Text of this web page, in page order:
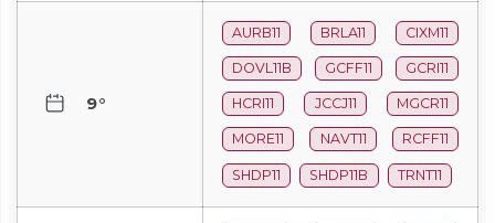
9°
AURB11 BRLA11 CIXM11
DOVL11B GCFF11 GCRI11
HCRI11 JCCJ11 MGCR11
MORE11 NAVT11 RCFF11
SHDP11 SHDP11B TRNT11